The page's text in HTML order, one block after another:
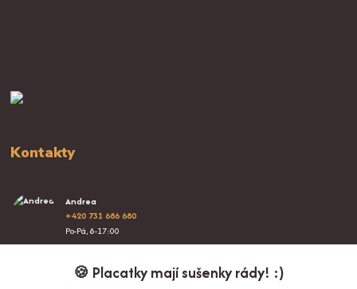
Kontakty
Andrea
+420 731 686 680
Po-Pá, 8-17:00
info@proplacatky.cz🍪 Placatky mají sušenky rády! :)